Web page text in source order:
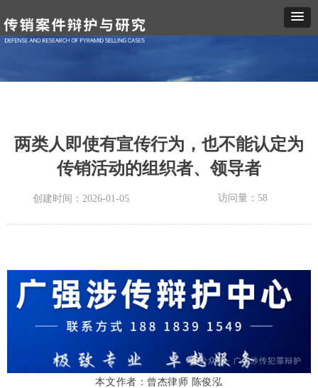
两类人即使有宣传行为，也不能认定为
传销活动的组织者、领导者
本文作者：曾杰律师 陈俊泓
创建时间： 2026-01-05 访问量： 58